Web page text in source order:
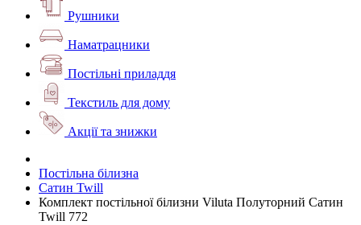
Рушники
Наматрацники
Постільні приладдя
Текстиль для дому
Акції та знижки
Постільна білизна
Сатин Twill
Комплект постільної білизни Viluta Полуторний Сатин
Twill 772